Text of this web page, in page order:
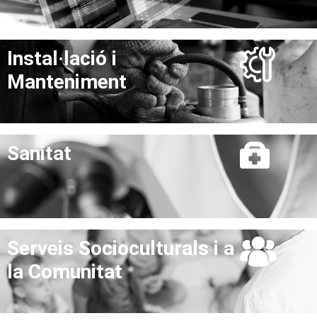
Instal·lació i
Manteniment
Sanitat
Serveis Socioculturals i a
la Comunitat